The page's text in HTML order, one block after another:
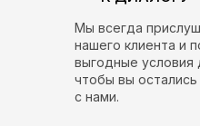
Мы всегда
нашего клиента и
выгодные условия
чтобы вы
с нами.